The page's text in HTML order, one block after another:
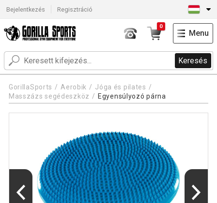
Bejelentkezés Regisztráció
Keresés
0
Menu
GorillaSports Aerobik
Jóga és pilates
Masszázs segédeszköz
Egyensúlyozó párna